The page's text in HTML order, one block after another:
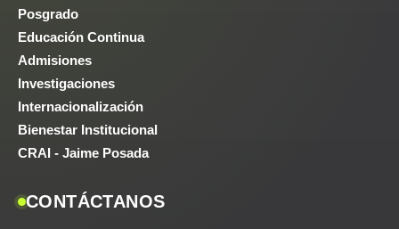
Posgrado
Educación Continua
Admisiones
Investigaciones
Internacionalización
Bienestar Institucional
CRAI - Jaime Posada
CONTÁCTANOS